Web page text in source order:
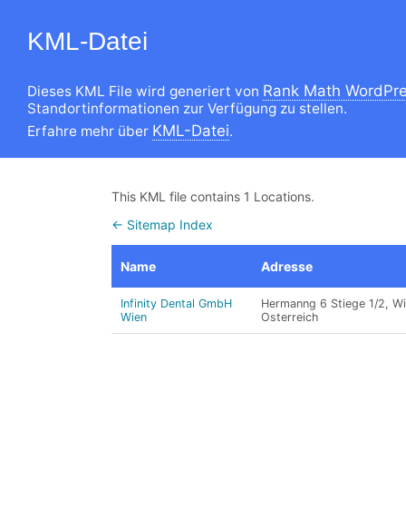
KML-Datei
Dieses KML File wird generiert von Rank Math
Standortinformationen zur Verfügung zu stellen.
Erfahre mehr über KML-Datei.
This KML file contains 1 Locations.
← Sitemap Index
Name Adresse
Infinity Dental GmbH
Wien
Hermanng 6 Stiege 1/2,
Osterreich